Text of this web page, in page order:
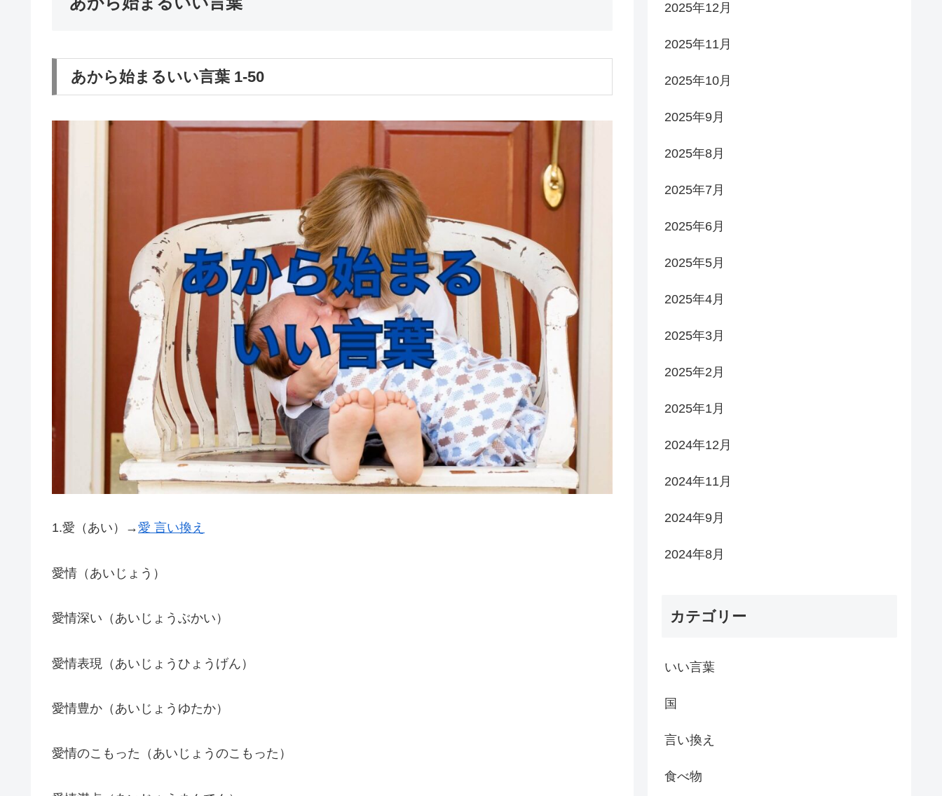
あから始まるいい言葉 1-50
1.愛（あい）→愛 言い換え
愛情（あいじょう）
愛情深い（あいじょうぶかい）
愛情表現（あいじょうひょうげん）
愛情豊か（あいじょうゆたか）
愛情のこもった（あいじょうのこもった）
2025年12月
2025年11月
2025年10月
2025年9月
2025年8月
2025年7月
2025年6月
2025年5月
2025年4月
2025年3月
2025年2月
2025年1月
2024年12月
2024年11月
2024年9月
2024年8月
カテゴリー
いい言葉
国
言い換え
食べ物